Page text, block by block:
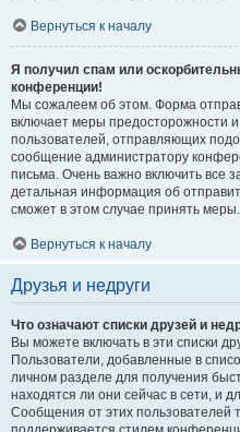
Вернуться к началу
Я получил спам или
конференции!
Мы сожалеем об этом. Форма
включает меры предосторожности
пользователей, отправляющих
сообщение администратору
письма. Очень важно включить все
детальная информация об
сможет в этом случае принять меры.
Вернуться к началу
Друзья и недруги
Что означают списки друзей и
Вы можете включать в эти списки
Пользователи, добавленные в
личном разделе для получения
находятся ли они сейчас в сети, и
Сообщения от этих пользователей